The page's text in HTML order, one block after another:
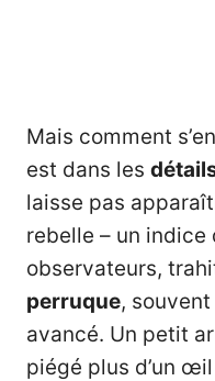
Mais comment
est dans les
laisse pas
rebelle – un indice
observateurs,
perruque,
avancé. Un petit
piégé plus d’un